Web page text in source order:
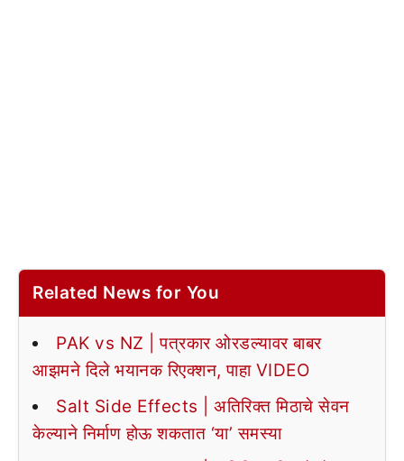
Related News for You
PAK vs NZ | पत्रकार ओरडल्यावर बाबर
आझमने दिले भयानक रिएक्शन, पाहा VIDEO
Salt Side Effects | अतिरिक्त मिठाचे सेवन
केल्याने निर्माण होऊ शकतात ‘या’ समस्या